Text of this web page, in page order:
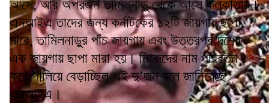
আসে, আর অপরজন তামিলনাড়ু থেকে আসে কলকাতায়।
এনআইএ তাদের জন্য কর্নাটকের ১২টি জায়গায় ছাপা
মারে, তামিলনাড়ুর পাঁচ জায়গায় এবং উত্তরপ্রদেশের
এক জায়গায় ছাপা মারা হয়। নিজেদের নাম পরিবর্তন
করে পালিয়ে বেড়াচ্ছিল এই দু’জন বলে জানিয়েছে
এনআইএ।